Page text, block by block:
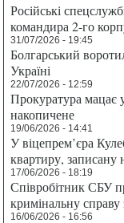
Російські
командира 2-го
31/07/2026 - 19:45
Болгарський
Україні
22/07/2026 - 12:59
Прокуратура мацає
накопичене
19/06/2026 - 14:41
У віцепрем’єра
квартиру, записану
17/06/2026 - 18:19
Співробітник СБУ
кримінальну справу
16/06/2026 - 16:56